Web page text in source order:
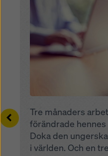
Tre månaders
förändrade hennes
Doka den
i världen. Och en
Left